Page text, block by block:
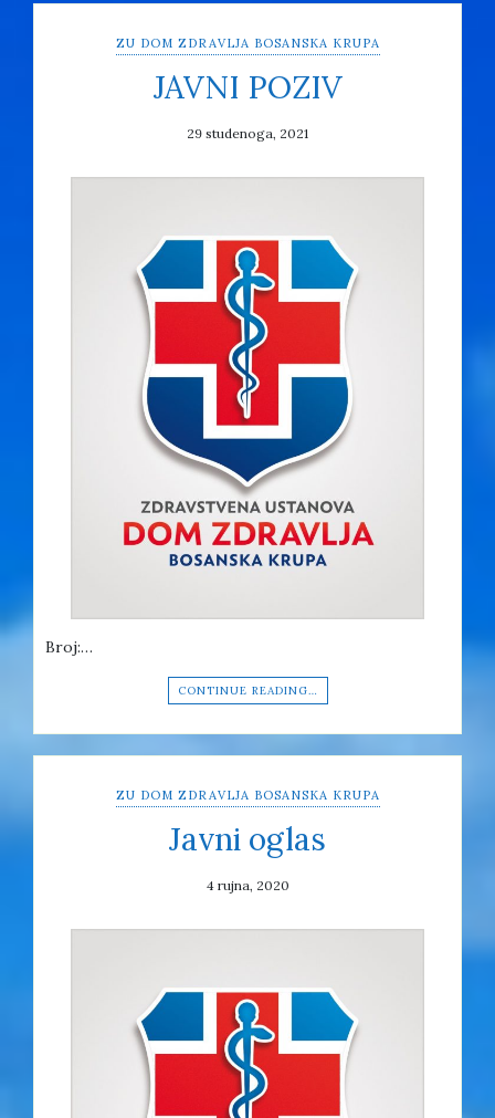
ZU DOM ZDRAVLJA BOSANSKA KRUPA
JAVNI POZIV
29 studenoga, 2021
Broj:…
CONTINUE READING…
ZU DOM ZDRAVLJA BOSANSKA KRUPA
Javni oglas
4 rujna, 2020